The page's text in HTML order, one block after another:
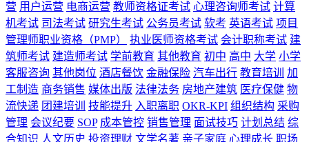
营 用户运营 电商运营 教师资格证考试 心理咨询师考试 计算
机考试 司法考试 研究生考试 公务员考试 软考 英语考试 项目
管理师职业资格（PMP）
执业医师资格考试 会计职称考试 建
筑师考试 建造师考试 学前教育 其他教育 初中 高中 大学 小学
客服咨询 其他岗位 酒店餐饮 金融保险 汽车出行 教育培训
加
工制造 商务销售 媒体出版 法律法务 房地产建筑 医疗保健 物
流快递 团建培训 技能提升 入职离职 OKR-KPI 组织结构 采购
管理 会议纪要 SOP 成本管控 销售管理 面试技巧 计划总结 综
合知识 人文历史 投资理财 文学名著 亲子家庭 心理成长 职场